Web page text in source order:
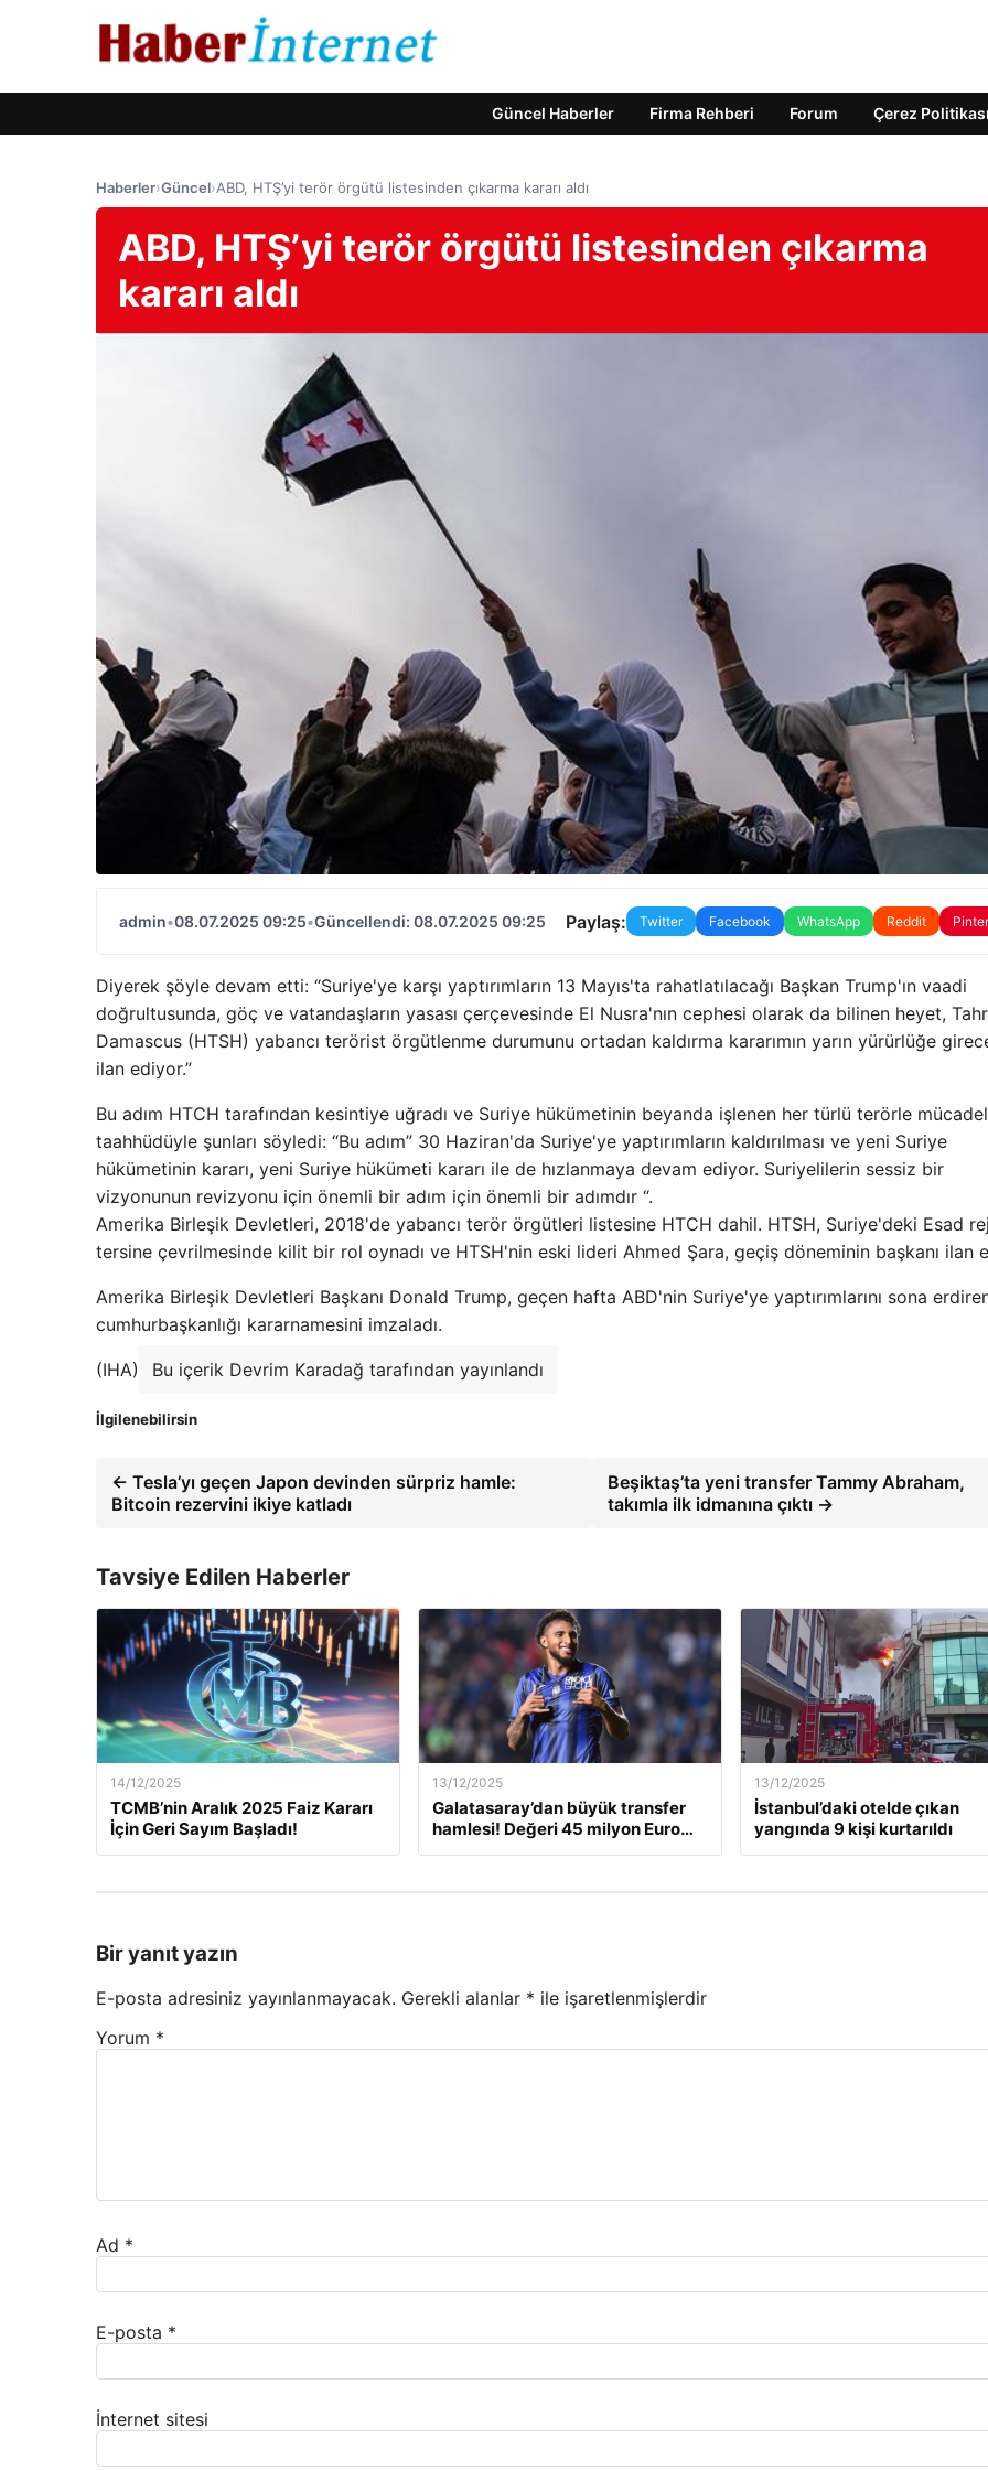
Güncel Haberler Firma Rehberi Forum Çerez Politikası
Haberler›Güncel›ABD, HTŞ’yi terör örgütü listesinden çıkarma kararı aldı
ABD, HTŞ’yi terör örgütü listesinden çıkarma
kararı aldı
admin•08.07.2025 09:25•Güncellendi: 08.07.2025 09:25 Paylaş: Twitter Facebook WhatsApp Reddit
Diyerek şöyle devam etti: “Suriye'ye karşı yaptırımların 13 Mayıs'ta rahatlatılacağı Başkan Trump'ın vaadi
doğrultusunda, göç ve vatandaşların yasası çerçevesinde El Nusra'nın cephesi olarak da bilinen heyet,
Damascus (HTSH) yabancı terörist örgütlenme durumunu ortadan kaldırma kararımın yarın yürürlüğe
ilan ediyor.”
Bu adım HTCH tarafından kesintiye uğradı ve Suriye hükümetinin beyanda işlenen her türlü terörle
taahhüdüyle şunları söyledi: “Bu adım” 30 Haziran'da Suriye'ye yaptırımların kaldırılması ve yeni Suriye
hükümetinin kararı, yeni Suriye hükümeti kararı ile de hızlanmaya devam ediyor. Suriyelilerin sessiz bir
vizyonunun revizyonu için önemli bir adım için önemli bir adımdır “.
Amerika Birleşik Devletleri, 2018'de yabancı terör örgütleri listesine HTCH dahil. HTSH, Suriye'deki Esad
tersine çevrilmesinde kilit bir rol oynadı ve HTSH'nin eski lideri Ahmed Şara, geçiş döneminin başkanı ilan
Amerika Birleşik Devletleri Başkanı Donald Trump, geçen hafta ABD'nin Suriye'ye yaptırımlarını sona
cumhurbaşkanlığı kararnamesini imzaladı.
(IHA) Bu içerik Devrim Karadağ tarafından yayınlandı
İlgilenebilirsin
← Tesla’yı geçen Japon devinden sürpriz hamle:
Bitcoin rezervini ikiye katladı
Beşiktaş’ta yeni transfer Tammy Abraham,
takımla ilk idmanına çıktı →
Tavsiye Edilen Haberler
14/12/2025
TCMB’nin Aralık 2025 Faiz Kararı
İçin Geri Sayım Başladı!
13/12/2025
Galatasaray’dan büyük transfer
hamlesi! Değeri 45 milyon Euro…
13/12/2025
İstanbul’daki otelde çıkan
yangında 9 kişi kurtarıldı
Bir yanıt yazın
E-posta adresiniz yayınlanmayacak. Gerekli alanlar * ile işaretlenmişlerdir
Yorum *
Ad *
E-posta *
İnternet sitesi